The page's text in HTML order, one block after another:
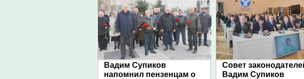
Вадим Супиков
напомнил пензенцам о
Совет
Вадим Супиков